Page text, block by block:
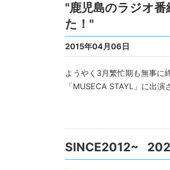
"鹿児島のラジオ
た！"
2015年04月06日
ようやく3月繁忙期も無事に
「MUSECA STAYL」に出
SINCE2012~